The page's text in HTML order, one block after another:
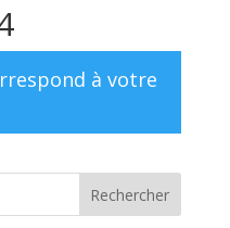
à votre